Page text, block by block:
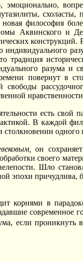
эмоционально,
философия
Аквинского и
конструкций.
разума и
повернут в
есть
В каждой
он
своего
Шло
эпохи причудлива,
корнями в
современное
если проникнуть